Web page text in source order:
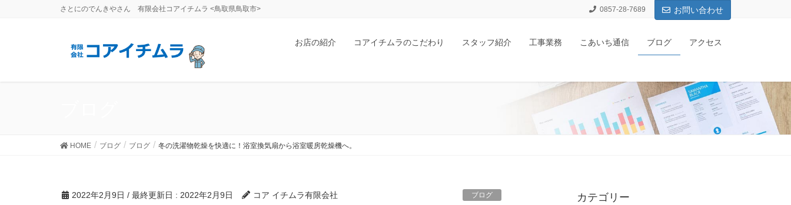
さとにのでんきやさん 有限会社コアイチムラ <鳥取県鳥取市> 0857-28-7689 お問い合わせ
お店の紹介 コアイチムラのこだわり スタッフ紹介 工事業務 こあいち通信 ブログ アクセス
HOME ブログ ブログ 冬の洗濯物乾燥を快適に！浴室換気扇から浴室暖房乾燥機へ。
2022年2月9日 / 最終更新日 : 2022年2月9日 コア イチムラ有限会社 ブログ カテゴリー